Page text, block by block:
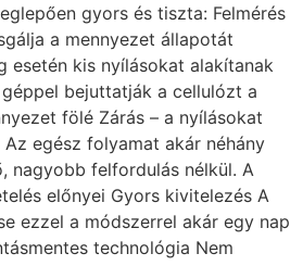
gyors és tiszta: Felmérés
a mennyezet állapotát
esetén kis nyílásokat alakítanak
bejuttatják a cellulózt a
fölé Zárás – a nyílásokat
egész folyamat akár néhány
nagyobb felfordulás nélkül. A
előnyei Gyors kivitelezés A
ezzel a módszerrel akár egy nap
technológia Nem